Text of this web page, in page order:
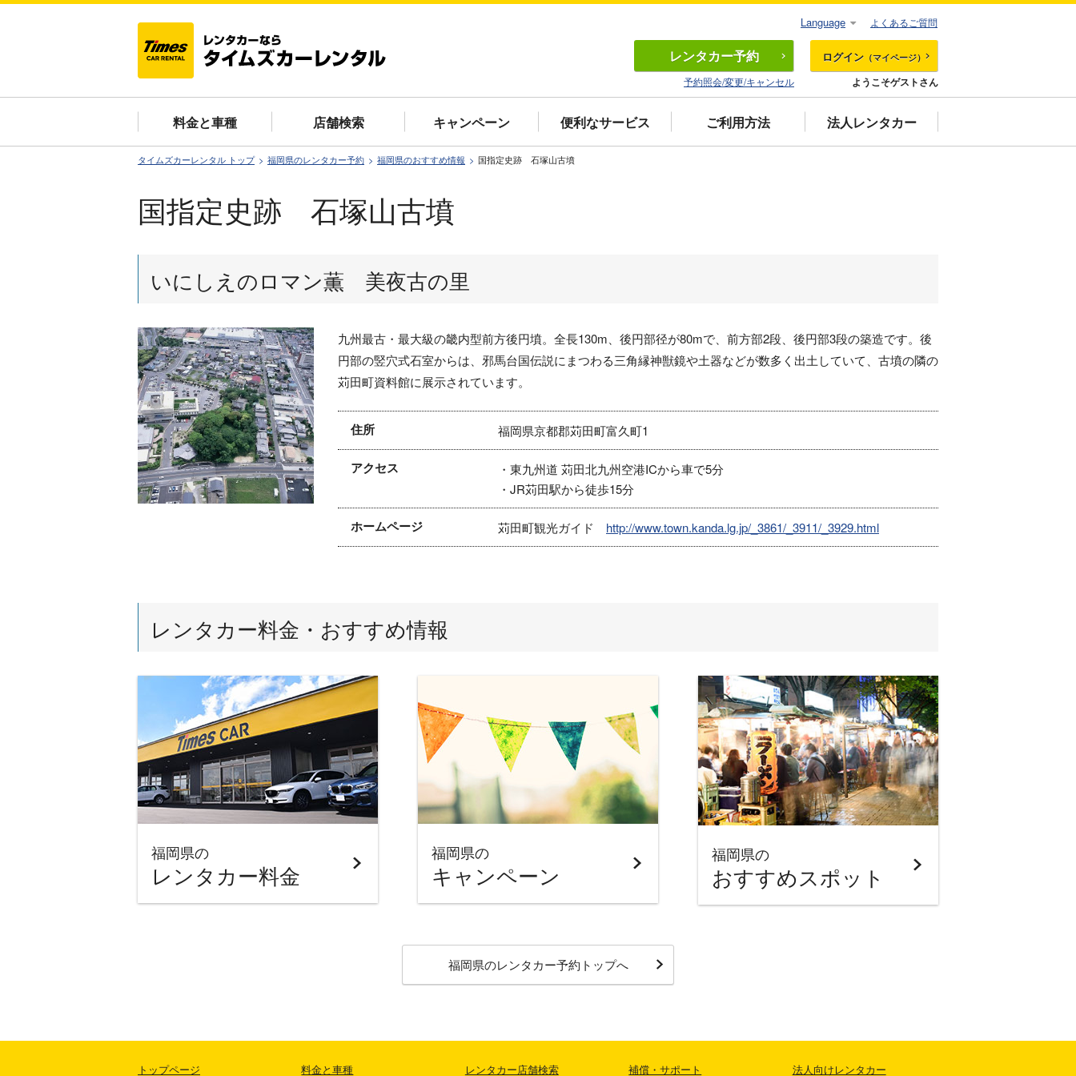
レンタカー予約
予約照会/変更/キャンセル
ログイン （マイページ）
ようこそゲストさん
料金と車種 店舗検索 キャンペーン 便利なサービス ご利用方法 法人レンタカー
よくあるご質問
Language
タイムズカーレンタル トップ 福岡県のレンタカー予約 福岡県のおすすめ情報 国指定史跡 石塚山古墳
国指定史跡 石塚山古墳
いにしえのロマン薫 美夜古の里
九州最古・最大級の畿内型前方後円墳。全長130m、後円部径が80mで、前方部2段、後円部3段の築造です。後
円部の竪穴式石室からは、邪馬台国伝説にまつわる三角縁神獣鏡や土器などが数多く出土していて、古墳の隣の
苅田町資料館に展示されています。
住所 福岡県京都郡苅田町富久町1
アクセス
・東九州道 苅田北九州空港ICから車で5分
・JR苅田駅から徒歩15分
ホームページ 苅田町観光ガイド http://www.town.kanda.lg.jp/_3861/_3911/_3929.html
レンタカー料金・おすすめ情報
福岡県の
レンタカー料金
福岡県の
キャンペーン
福岡県の
おすすめスポット
福岡県のレンタカー予約トップへ
トップページ 料金と車種 レンタカー店舗検索 補償・サポート 法人向けレンタカー